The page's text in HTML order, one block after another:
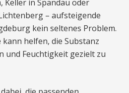
Keller in Spandau oder
– aufsteigende
kein seltenes Problem.
helfen, die Substanz
und Feuchtigkeit gezielt zu